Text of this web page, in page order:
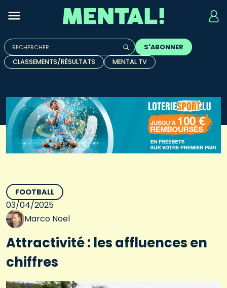
Rechercher :
Quand les résultats de l'auto-complétion sont
S'ABONNER
CLASSEMENTS/RÉSULTATS
MENTAL TV
FOOTBALL
03/04/2025
Marco Noel
Attractivité : les affluences en
chiffres